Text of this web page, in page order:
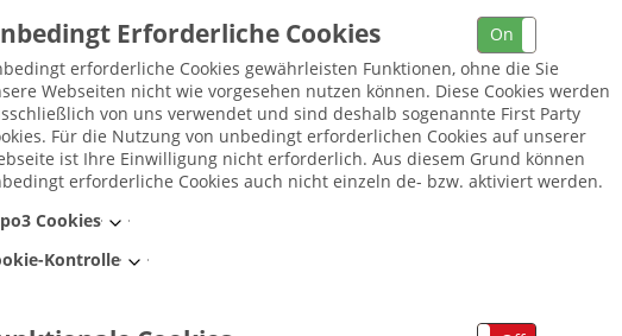
Erforderliche Cookies On
erforderliche Cookies gewährleisten Funktionen, ohne die Sie
Webseiten nicht wie vorgesehen nutzen können. Diese Cookies werden
von uns verwendet und sind deshalb sogenannte First Party
Für die Nutzung von unbedingt erforderlichen Cookies auf unserer
ist Ihre Einwilligung nicht erforderlich. Aus diesem Grund können
erforderliche Cookies auch nicht einzeln de- bzw. aktiviert werden.
Cookies
Kontrolle